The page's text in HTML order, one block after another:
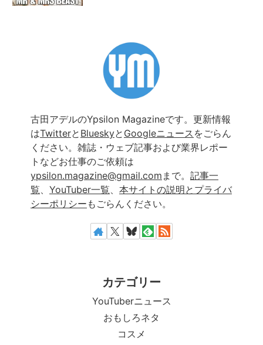
古田アデルのYpsilon Magazineです。更新情報
はTwitterと Blueskyと Googleニュース をごらん
ください。雑誌・ウェブ記事および業界レポー
トなどお仕事のご依頼は
ypsilon.magazine@gmail.com まで。 記事一
覧
YouTuber一覧
本サイトの説明とプライバ
シーポリシー もごらんください。
カテゴリー
YouTuberニュース
おもしろネタ
コスメ